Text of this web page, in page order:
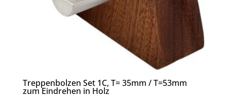
Treppenbolzen Set 1C, T= 35mm / T=53mm
zum Eindrehen in Holz